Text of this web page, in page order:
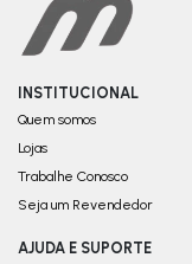
INSTITUCIONAL
Quem somos
Lojas
Trabalhe Conosco
Seja um Revendedor
AJUDA E SUPORTE